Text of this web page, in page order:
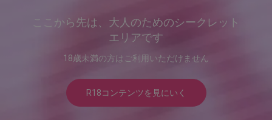
ここから先は、大人のためのシークレット
エリアです
18歳未満の方はご利用いただけません
R18コンテンツを見にいく